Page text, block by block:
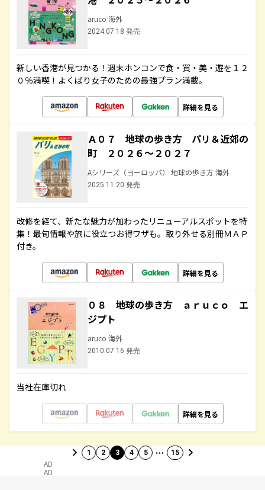
aruco 海外
2024.07.18 発売
新しい香港が見つかる！週末ホンコンで食・買・美・遊を１２
０％満喫！よくばり女子のための最強プラン満載。
詳細を見る
Ａ０７ 地球の歩き方 パリ＆近郊の
町 ２０２６～２０２７
Aシリーズ（ヨーロッパ） 地球の歩き方 海外
2025.11.20 発売
改修を経て、新たな魅力が加わったリニューアルスポットを特
集！最旬情報や旅に役立つお得ワザも。取り外せる別冊ＭＡＰ
付き。
詳細を見る
０８ 地球の歩き方 ａｒｕｃｏ エ
ジプト
aruco 海外
2010.07.16 発売
当社在庫切れ
詳細を見る
1 2 3 4 5 … 15
AD
AD